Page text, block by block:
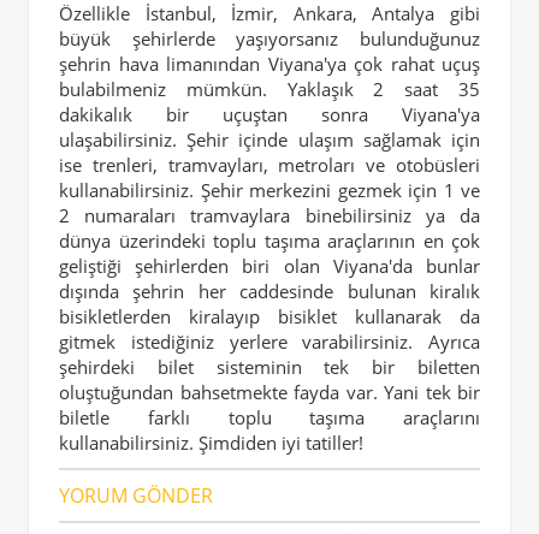
Özellikle İstanbul, İzmir, Ankara, Antalya gibi
büyük şehirlerde yaşıyorsanız bulunduğunuz
şehrin hava limanından Viyana'ya çok rahat uçuş
bulabilmeniz mümkün. Yaklaşık 2 saat 35
dakikalık bir uçuştan sonra Viyana'ya
ulaşabilirsiniz. Şehir içinde ulaşım sağlamak için
ise trenleri, tramvayları, metroları ve otobüsleri
kullanabilirsiniz. Şehir merkezini gezmek için 1 ve
2 numaraları tramvaylara binebilirsiniz ya da
dünya üzerindeki toplu taşıma araçlarının en çok
geliştiği şehirlerden biri olan Viyana'da bunlar
dışında şehrin her caddesinde bulunan kiralık
bisikletlerden kiralayıp bisiklet kullanarak da
gitmek istediğiniz yerlere varabilirsiniz. Ayrıca
şehirdeki bilet sisteminin tek bir biletten
oluştuğundan bahsetmekte fayda var. Yani tek bir
biletle farklı toplu taşıma araçlarını
kullanabilirsiniz. Şimdiden iyi tatiller!
YORUM GÖNDER